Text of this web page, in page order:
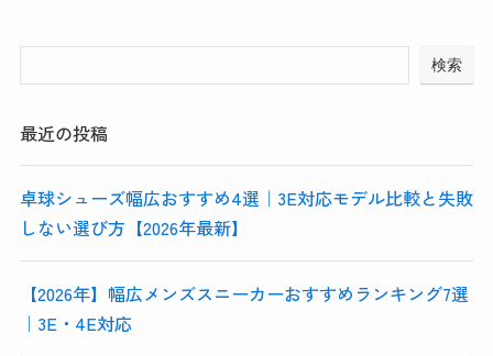
検索
最近の投稿
卓球シューズ幅広おすすめ4選｜3E対応モデル比較と失敗
しない選び方【2026年最新】
【2026年】幅広メンズスニーカーおすすめランキング7選
｜3E・4E対応